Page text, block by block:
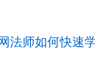
法师如何快速